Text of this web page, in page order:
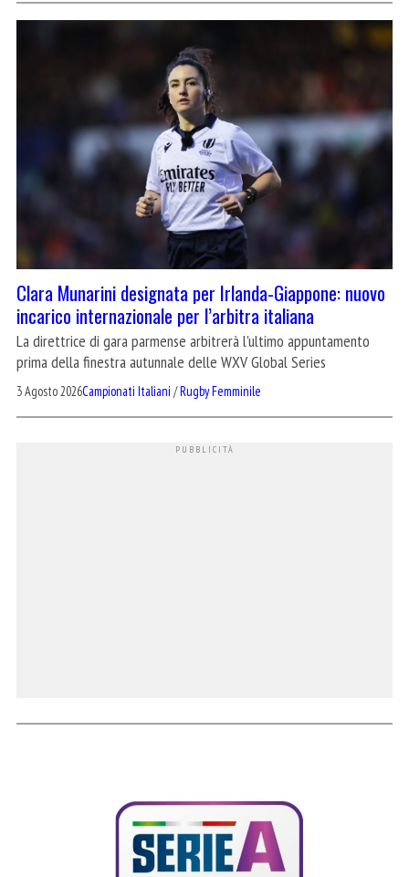
Clara Munarini designata per Irlanda-Giappone: nuovo
incarico internazionale per l’arbitra italiana
La direttrice di gara parmense arbitrerà l'ultimo appuntamento
prima della finestra autunnale delle WXV Global Series
3 Agosto 2026Campionati Italiani /Rugby Femminile